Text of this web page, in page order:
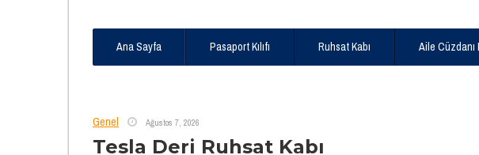
Ana Sayfa Pasaport Kılıfı Ruhsat Kabı Aile Cüzdanı
Genel Ağustos 7, 2026
Tesla Deri Ruhsat Kabı